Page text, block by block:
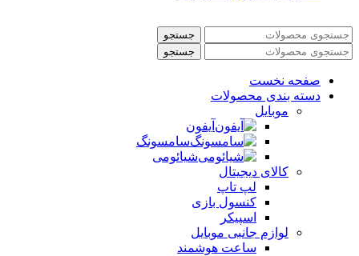
جستجو
جستجو
صفحه نخست
دسته بندی محصولات
موبایل
آیفون
سامسونگ
شیائومی
کالای دیجیتال
لپ تاپ
کنسول بازی
اسپیکر
لوازم جانبی موبایل
ساعت هوشمند